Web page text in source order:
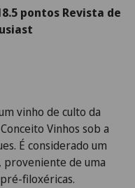
pontos Revista de
vinho de culto da
Vinhos sob a
É considerado um
de uma
filoxéricas.